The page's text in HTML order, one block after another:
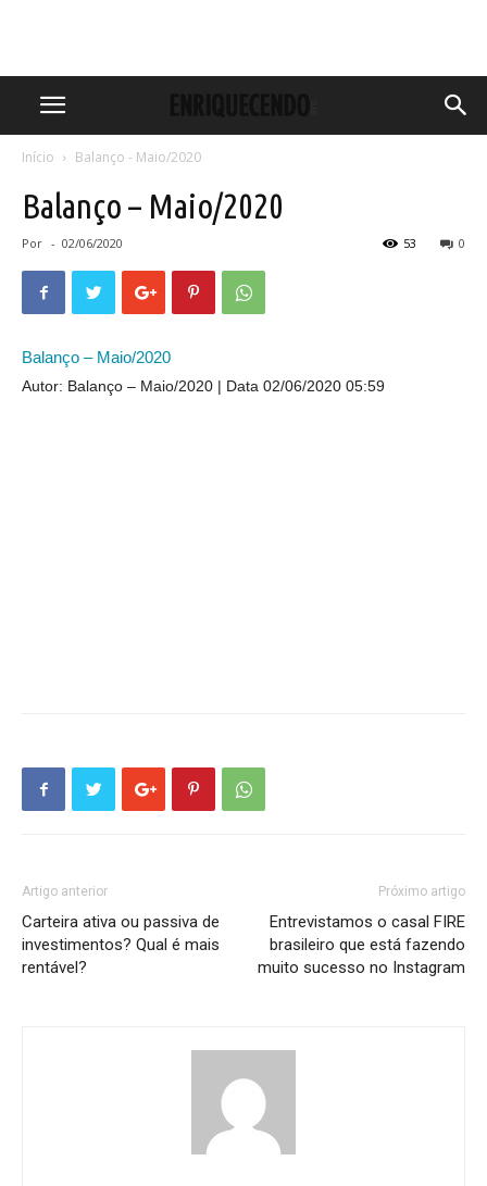
Início Balanço - Maio/2020
Balanço – Maio/2020
Por - 02/06/2020 0
53
Balanço – Maio/2020
Autor: Balanço – Maio/2020 Data 02/06/2020 05:59
Artigo anterior
Carteira ativa ou passiva de
investimentos? Qual é mais
rentável?
Próximo artigo
Entrevistamos o casal FIRE
brasileiro que está fazendo
muito sucesso no Instagram